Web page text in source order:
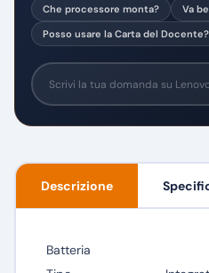
Che processore monta?
Va
Posso usare la Carta del Docente?
Descrizione
Batteria